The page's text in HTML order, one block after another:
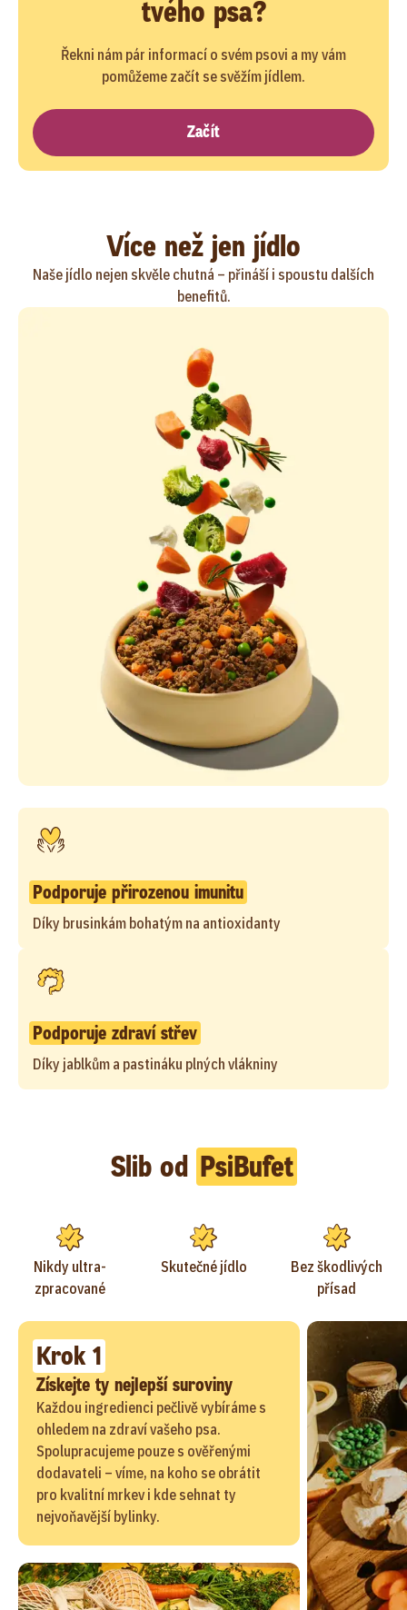
tvého psa?
Řekni nám pár informací o svém psovi a my vám
pomůžeme začít se svěžím jídlem.
Začít
Více než jen jídlo
Naše jídlo nejen skvěle chutná – přináší i spoustu dalších
benefitů.
Podporuje přirozenou imunitu
Díky brusinkám bohatým na antioxidanty
Podporuje zdraví střev
Díky jablkům a pastináku plných vlákniny
Slib od PsiBufet
Nikdy ultra-
zpracované
Skutečné jídlo
Bez škodlivých
přísad
Krok 1
Získejte ty nejlepší suroviny
Každou ingredienci pečlivě vybíráme s
ohledem na zdraví vašeho psa.
Spolupracujeme pouze s ověřenými
dodavateli – víme, na koho se obrátit
pro kvalitní mrkev i kde sehnat ty
nejvoňavější bylinky.